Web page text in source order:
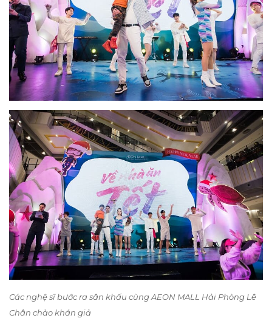
Các nghệ sĩ bước ra sân khấu cùng AEON MALL Hải Phòng Lê
Chân chào khán giả